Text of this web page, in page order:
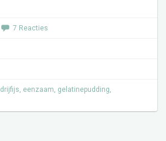
7 Reacties
drijfijs, eenzaam, gelatinepudding,